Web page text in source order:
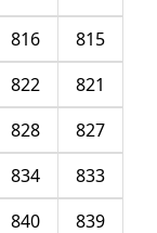
815
816
821
822
827
828
833
834
839
840